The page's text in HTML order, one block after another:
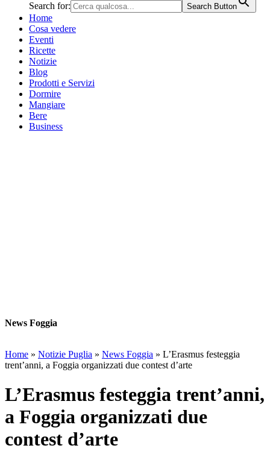
Search for: Search Button
Home
Cosa vedere
Eventi
Ricette
Notizie
Blog
Prodotti e Servizi
Dormire
Mangiare
Bere
Business
News Foggia
Home » Notizie Puglia » News Foggia » L’Erasmus festeggia
trent’anni, a Foggia organizzati due contest d’arte
L’Erasmus festeggia trent’anni,
a Foggia organizzati due
contest d’arte